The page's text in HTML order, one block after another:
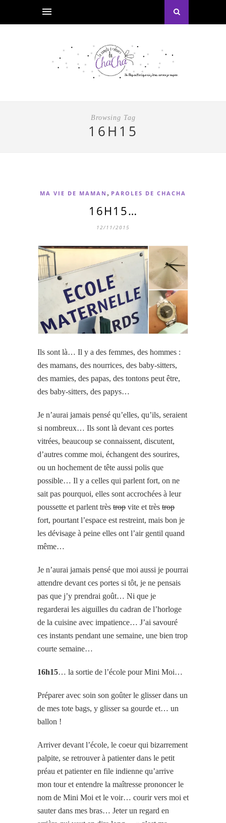
Browsing Tag
16H15
MA VIE DE MAMAN , PAROLES DE CHACHA
16H15…
12/11/2015
Ils sont là… Il y a des femmes, des hommes :
des mamans, des nourrices, des baby-sitters,
des mamies, des papas, des tontons peut être,
des baby-sitters, des papys…
Je n’aurai jamais pensé qu’elles, qu’ils, seraient
si nombreux… Ils sont là devant ces portes
vitrées, beaucoup se connaissent, discutent,
d’autres comme moi, échangent des sourires,
ou un hochement de tête aussi polis que
possible… Il y a celles qui parlent fort, on ne
sait pas pourquoi, elles sont accrochées à leur
poussette et parlent très trop vite et très trop
fort, pourtant l’espace est restreint, mais bon je
les dévisage à peine elles ont l’air gentil quand
même…
Je n’aurai jamais pensé que moi aussi je pourrai
attendre devant ces portes si tôt, je ne pensais
pas que j’y prendrai goût… Ni que je
regarderai les aiguilles du cadran de l’horloge
de la cuisine avec impatience… J’ai savouré
ces instants pendant une semaine, une bien trop
courte semaine…
16h15… la sortie de l’école pour Mini Moi…
Préparer avec soin son goûter le glisser dans un
de mes tote bags, y glisser sa gourde et… un
ballon !
Arriver devant l’école, le coeur qui bizarrement
palpite, se retrouver à patienter dans le petit
préau et patienter en file indienne qu’arrive
mon tour et entendre la maîtresse prononcer le
nom de Mini Moi et le voir… courir vers moi et
sauter dans mes bras… Jeter un regard en